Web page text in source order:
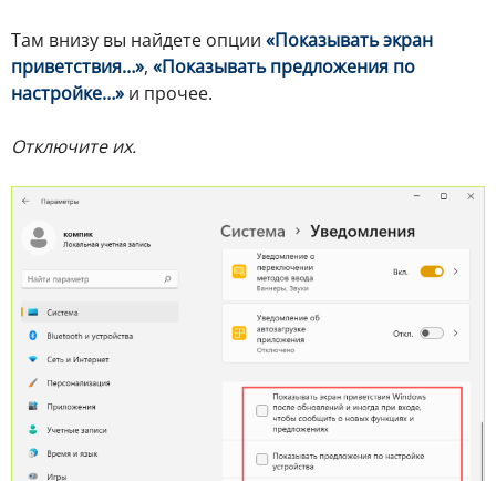
Там внизу вы найдете опции «Показывать экран
приветствия…», «Показывать предложения по
настройке…» и прочее.
Отключите их.